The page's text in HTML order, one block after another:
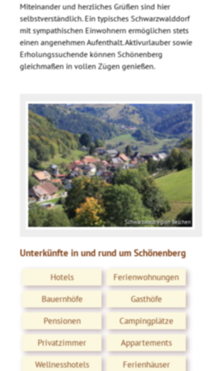
Miteinander und herzliches Grüßen sind hier
selbstverständlich. Ein typisches Schwarzwalddorf
mit sympathischen Einwohnern ermöglichen stets
einen angenehmen Aufenthalt. Aktivurlauber sowie
Erholungssuchende können Schönenberg
gleichmaßen in vollen Zügen genießen.
Schwarzwaldregion Belchen
Unterkünfte in und rund um Schönenberg
Hotels
Ferienwohnungen
Bauernhöfe
Gasthöfe
Pensionen
Campingplätze
Privatzimmer
Appartements
Wellnesshotels
Ferienhäuser